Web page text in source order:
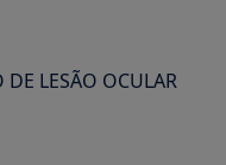
DE LESÃO OCULAR